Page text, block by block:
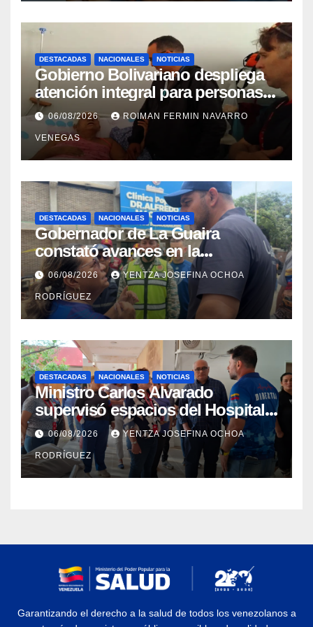
DESTACADAS NACIONALES NOTICIAS
Gobierno Bolivariano despliega
atención integral para personas
con discapacidad en
campamentos de La Guaira
06/08/2026 ROIMAN FERMIN NAVARRO
VENEGAS
DESTACADAS NACIONALES NOTICIAS
Gobernador de La Guaira
constató avances en la
rehabilitación del Hospitalito de
Catia la Mar
06/08/2026 YENTZA JOSEFINA OCHOA
RODRÍGUEZ
DESTACADAS NACIONALES NOTICIAS
Ministro Carlos Alvarado
supervisó espacios del Hospital
Dermatológico Dr. Martín Vegas
en La Guaira
06/08/2026 YENTZA JOSEFINA OCHOA
RODRÍGUEZ
Garantizando el derecho a la salud de todos los venezolanos a